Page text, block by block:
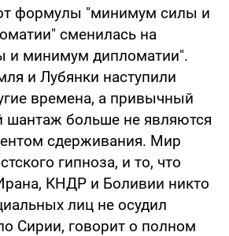
формулы "минимум силы и
сменилась на
и минимум дипломатии".
и Лубянки наступили
времена, а привычный
шантаж больше не являются
сдерживания. Мир
гипноза, и то, что
КНДР и Боливии никто
лиц не осудил
Сирии, говорит о полном